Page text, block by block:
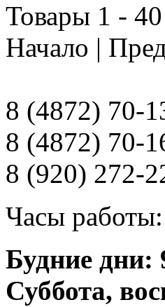
Товары 1 - 40
Начало |
8 (4872) 70-
8 (4872) 70-
8 (920) 272-
Часы работы:
Будние
Суббота,